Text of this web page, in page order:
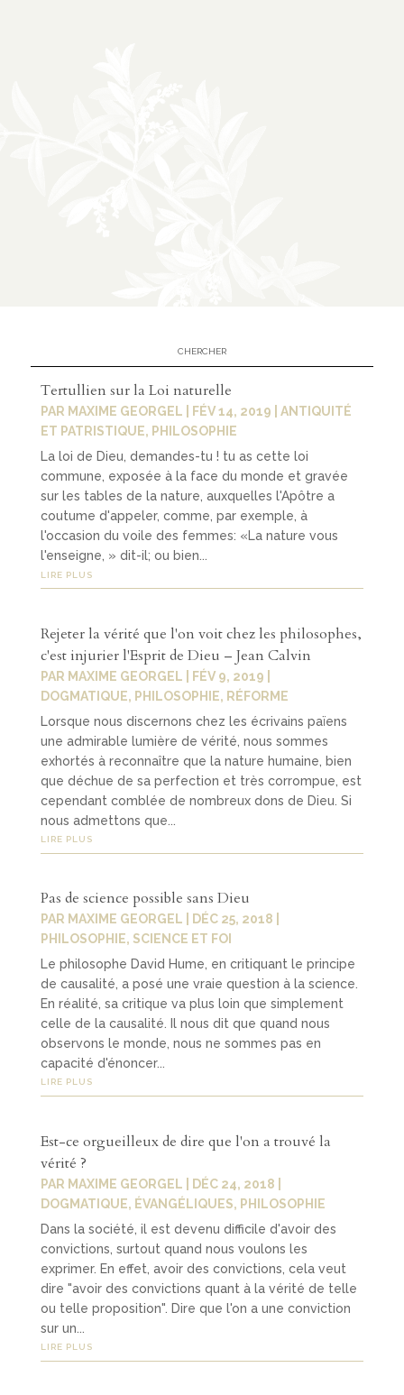
Tertullien sur la Loi naturelle
PAR MAXIME GEORGEL FÉV 14, 2019
ANTIQUITÉ
ET PATRISTIQUE, PHILOSOPHIE
La loi de Dieu, demandes-tu ! tu as cette loi
commune, exposée à la face du monde et gravée
sur les tables de la nature, auxquelles l'Apôtre a
coutume d'appeler, comme, par exemple, à
l'occasion du voile des femmes: «La nature vous
l'enseigne, » dit-il; ou bien...
LIRE PLUS
Rejeter la vérité que l'on voit chez les philosophes,
c'est injurier l'Esprit de Dieu – Jean Calvin
PAR MAXIME GEORGEL FÉV 9, 2019
DOGMATIQUE, PHILOSOPHIE, RÉFORME
Lorsque nous discernons chez les écrivains païens
une admirable lumière de vérité, nous sommes
exhortés à reconnaître que la nature humaine, bien
que déchue de sa perfection et très corrompue, est
cependant comblée de nombreux dons de Dieu. Si
nous admettons que...
LIRE PLUS
Pas de science possible sans Dieu
PAR MAXIME GEORGEL DÉC 25, 2018
PHILOSOPHIE, SCIENCE ET FOI
Le philosophe David Hume, en critiquant le principe
de causalité, a posé une vraie question à la science.
En réalité, sa critique va plus loin que simplement
celle de la causalité. Il nous dit que quand nous
observons le monde, nous ne sommes pas en
capacité d'énoncer...
LIRE PLUS
Est-ce orgueilleux de dire que l'on a trouvé la
vérité ?
PAR MAXIME GEORGEL DÉC 24, 2018
DOGMATIQUE, ÉVANGÉLIQUES, PHILOSOPHIE
Dans la société, il est devenu difficile d'avoir des
convictions, surtout quand nous voulons les
exprimer. En effet, avoir des convictions, cela veut
dire "avoir des convictions quant à la vérité de telle
ou telle proposition". Dire que l'on a une conviction
sur un...
LIRE PLUS